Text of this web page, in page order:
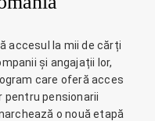
accesul la mii de cărți
și angajații lor,
care oferă acces
pensionarii
o nouă etapă